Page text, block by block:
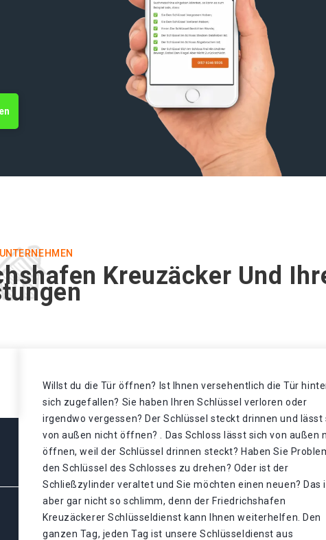
Kreuzäcker Und
Willst du die Tür öffnen? Ist Ihnen versehentlich die Tür
sich zugefallen? Sie haben Ihren Schlüssel verloren oder
irgendwo vergessen? Der Schlüssel steckt drinnen und lässt
von außen nicht öffnen? . Das Schloss lässt sich von außen
öffnen, weil der Schlüssel drinnen steckt? Haben Sie
den Schlüssel des Schlosses zu drehen? Oder ist der
Schließzylinder veraltet und Sie möchten einen neuen? Das
aber gar nicht so schlimm, denn der Friedrichshafen
Kreuzäckerer Schlüsseldienst kann Ihnen weiterhelfen. Den
ganzen Tag, jeden Tag ist unsere Schlüsseldienst aus